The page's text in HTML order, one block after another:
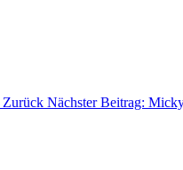
Zurück Nächster Beitrag: